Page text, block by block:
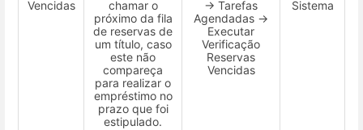
Vencidas
chamar o
próximo da fila
de reservas de
um título, caso
este não
compareça
para realizar o
empréstimo no
prazo que foi
estipulado.
→ Tarefas
Agendadas →
Executar
Verificação
Reservas
Vencidas
Sistema